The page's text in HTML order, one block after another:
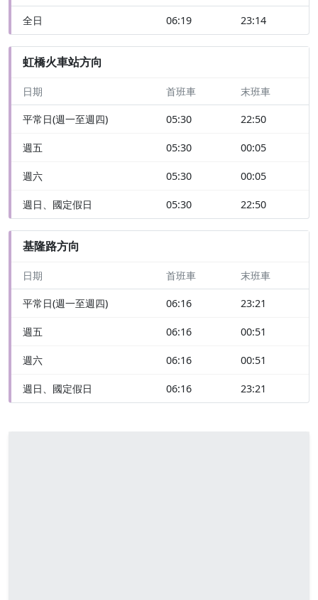
全日 06:19 23:14
虹橋火車站方向
日期 首班車 末班車
平常日(週一至週四) 05:30 22:50
週五 05:30 00:05
週六 05:30 00:05
週日、國定假日 05:30 22:50
基隆路方向
日期 首班車 末班車
平常日(週一至週四) 06:16 23:21
週五 06:16 00:51
週六 06:16 00:51
週日、國定假日 06:16 23:21